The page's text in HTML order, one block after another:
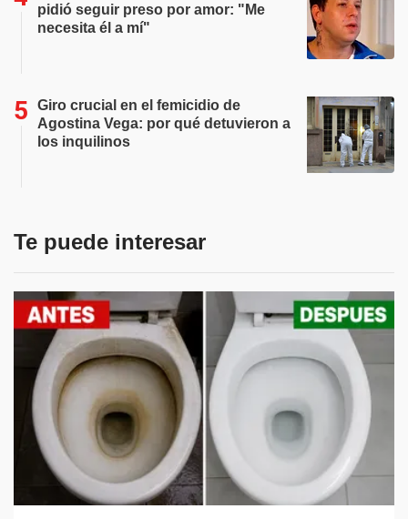
pidió seguir preso por amor: "Me
necesita él a mí"
Giro crucial en el femicidio de
Agostina Vega: por qué detuvieron a
los inquilinos
Te puede interesar